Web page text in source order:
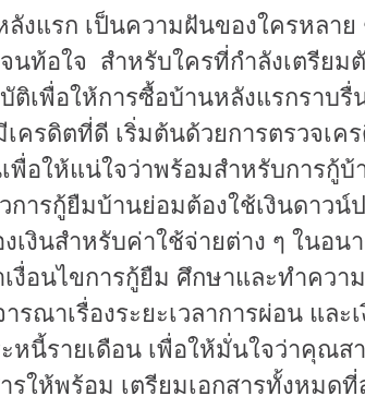
ลังแรก เป็นความฝันของใครหล
นท้อใจ สำหรับใครที่กำลังเตรีย
เพื่อให้การซื้อบ้านหลังแรกราบ
ครดิตที่ดี เริ่มต้นด้วยการตรวจเ
พื่อให้แน่ใจว่าพร้อมสำหรับการกู้
การกู้ยืมบ้านย่อมต้องใช้เงินดาว
เงินสำหรับค่าใช้จ่ายต่าง ๆ ในอ
งื่อนไขการกู้ยืม ศึกษาและทำคว
รณาเรื่องระยะเวลาการผ่อน แล
หนี้รายเดือน เพื่อให้มั่นใจว่าคุณ
รให้พร้อม เตรียมเอกสารทั้งหมด